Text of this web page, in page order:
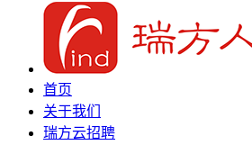
首页
关于我们
瑞方云招聘